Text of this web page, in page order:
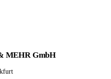
MEHR GmbH